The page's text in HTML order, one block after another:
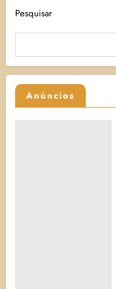
Pesquisar
Anúncios